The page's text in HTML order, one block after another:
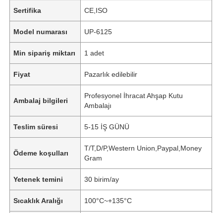
Sertifika CE,ISO
Model numarası UP-6125
Min sipariş miktarı 1 adet
Fiyat Pazarlık edilebilir
Ambalaj bilgileri
Profesyonel İhracat Ahşap Kutu
Ambalajı
Teslim süresi 5-15 İŞ GÜNÜ
Ödeme koşulları
T/T,D/P,Western Union,Paypal,Money
Gram
Yetenek temini 30 birim/ay
Sıcaklık Aralığı 100°C~+135°C